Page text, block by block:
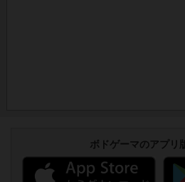
ボドゲーマのアプリ